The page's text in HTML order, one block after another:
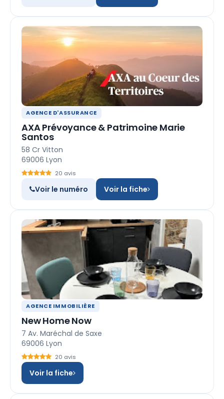
AGENCE D'ASSURANCE
AXA Prévoyance & Patrimoine Marie
Santos
58 Cr Vitton
69006 Lyon
20 avis
Voir le numéro Voir la fiche
AGENCE IMMOBILIÈRE
New Home Now
7 Av. Maréchal de Saxe
69006 Lyon
20 avis
Voir la fiche